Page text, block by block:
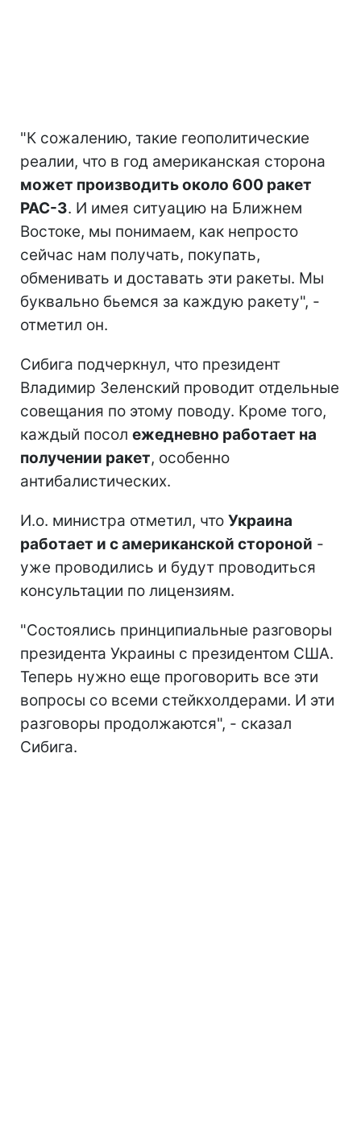
"К сожалению, такие геополитические
реалии, что в год американская сторона
может производить около 600 ракет
PAC-3. И имея ситуацию на Ближнем
Востоке, мы понимаем, как непросто
сейчас нам получать, покупать,
обменивать и доставать эти ракеты. Мы
буквально бьемся за каждую ракету", -
отметил он.
Сибига подчеркнул, что президент
Владимир Зеленский проводит отдельные
совещания по этому поводу. Кроме того,
каждый посол ежедневно работает на
получении ракет, особенно
антибалистических.
И.о. министра отметил, что Украина
работает и с американской стороной -
уже проводились и будут проводиться
консультации по лицензиям.
"Состоялись принципиальные разговоры
президента Украины с президентом США.
Теперь нужно еще проговорить все эти
вопросы со всеми стейкхолдерами. И эти
разговоры продолжаются", - сказал
Сибига.